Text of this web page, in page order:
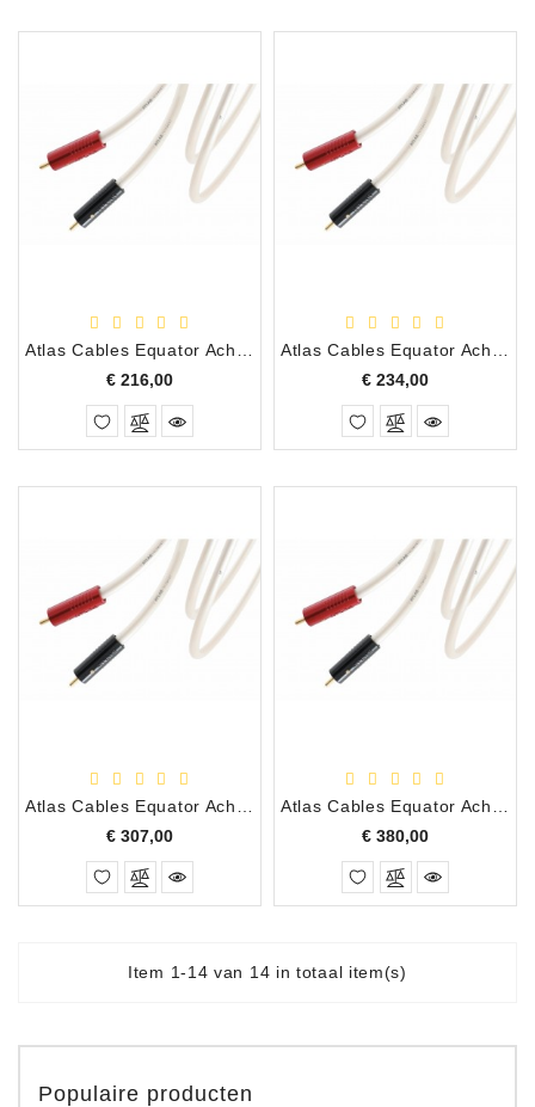
Atlas Cables Equator Achromatic Interlink X RCA/RCA, 0.75 Meter
€ 216,00Prijs
Atlas Cables Equator Achromatic Interlink X RCA/RCA, 1.00 Meter
€ 234,00Prijs
€ 307,00Prijs
€ 380,00Prijs
Item 1-14 van 14 in totaal item(s)
Populaire producten